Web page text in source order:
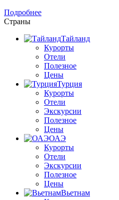
Подробнее
Страны
Тайланд
Курорты
Отели
Полезное
Цены
Турция
Курорты
Отели
Экскурсии
Полезное
Цены
ОАЭ
Курорты
Отели
Экскурсии
Полезное
Цены
Вьетнам